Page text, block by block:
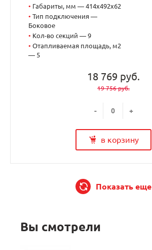
• Габариты, мм — 414x492x62
• Тип подключения —
Боковое
• Кол-во секций — 9
• Отапливаемая площадь, м2
— 5
18 769 руб.
19 756 руб.
- +
в корзину
Показать еще
Вы смотрели